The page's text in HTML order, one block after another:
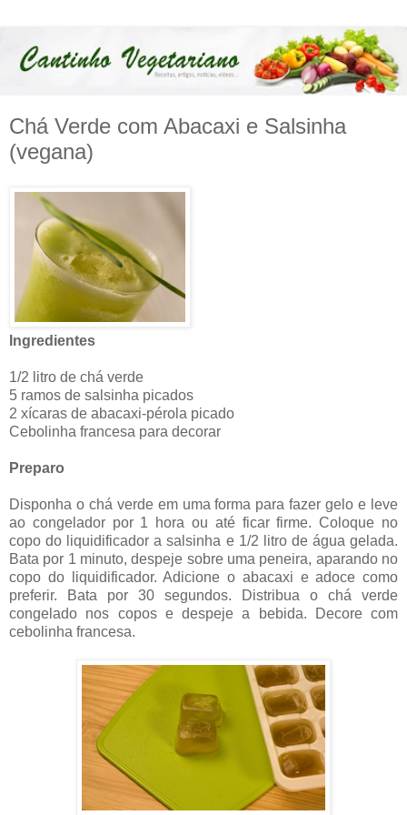
Chá Verde com Abacaxi e Salsinha
(vegana)
Ingredientes
1/2 litro de chá verde
5 ramos de salsinha picados
2 xícaras de abacaxi-pérola picado
Cebolinha francesa para decorar
Preparo
Disponha o chá verde em uma forma para fazer gelo e leve
ao congelador por 1 hora ou até ficar firme. Coloque no
copo do liquidificador a salsinha e 1/2 litro de água gelada.
Bata por 1 minuto, despeje sobre uma peneira, aparando no
copo do liquidificador. Adicione o abacaxi e adoce como
preferir. Bata por 30 segundos. Distribua o chá verde
congelado nos copos e despeje a bebida. Decore com
cebolinha francesa.